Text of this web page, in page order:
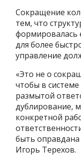
Сокращение
тем, что
формировалась
для более
управление
«Это не о
чтобы в
размытой
дублирование,
конкретной
быть
Игорь Терехов.